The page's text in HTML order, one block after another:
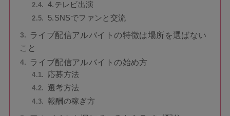
4.テレビ出演
5.SNSでファンと交流
ライブ配信アルバイトの特徴は場所を選ばない
こと
ライブ配信アルバイトの始め方
応募方法
選考方法
報酬の稼ぎ方